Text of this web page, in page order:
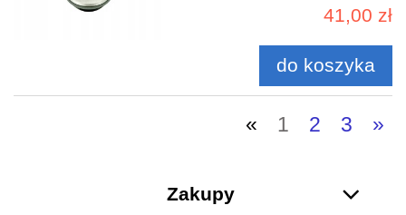
41,00 zł
do koszyka
« 1 2 3 »
Zakupy